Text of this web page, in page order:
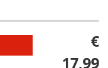
€
17,99